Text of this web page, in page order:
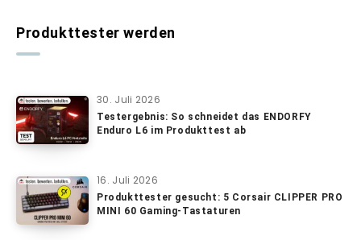
Produkttester werden
30. Juli 2026
Testergebnis: So schneidet das ENDORFY
Enduro L6 im Produkttest ab
16. Juli 2026
Produkttester gesucht: 5 Corsair CLIPPER PRO
MINI 60 Gaming-Tastaturen